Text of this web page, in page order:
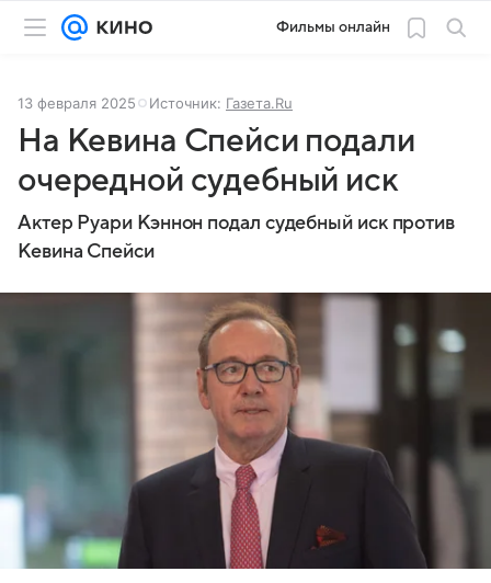
Фильмы онлайн
13 февраля 2025 Источник: Газета.Ru
На Кевина Спейси подали
очередной судебный иск
Актер Руари Кэннон подал судебный иск против
Кевина Спейси